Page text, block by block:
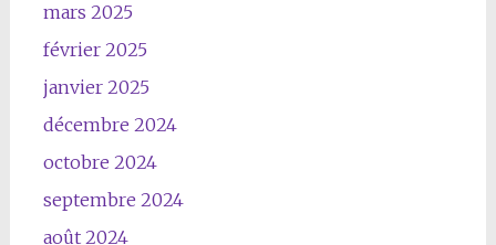
mars 2025
février 2025
janvier 2025
décembre 2024
octobre 2024
septembre 2024
août 2024